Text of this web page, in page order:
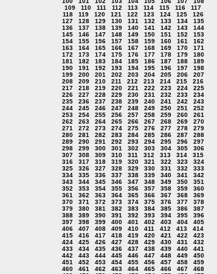
109
110 111 112 113 114 115 116
117
118
119 120 121 122 123 124 125
126
127
128 129 130 131 132 133 134
135
136
137 138 139 140 141 142 143
144
145
146 147 148 149 150 151 152
153
154
155 156 157 158 159 160 161
162
163
164 165 166 167 168 169 170
171
172
173 174 175 176 177 178 179
180
181
182 183 184 185 186 187 188
189
190
191 192 193 194 195 196 197
198
199
200 201 202 203 204 205 206
207
208
209 210 211 212 213 214 215
216
217
218 219 220 221 222 223 224
225
226
227 228 229 230 231 232 233
234
235
236 237 238 239 240 241 242
243
244
245 246 247 248 249 250 251
252
253
254 255 256 257 258 259 260
261
262
263 264 265 266 267 268 269
270
271
272 273 274 275 276 277 278
279
280
281 282 283 284 285 286 287
288
289
290 291 292 293 294 295 296
297
298
299 300 301 302 303 304 305
306
307
308 309 310 311 312 313 314
315
316
317 318 319 320 321 322 323
324
325
326 327 328 329 330 331 332
333
334
335 336 337 338 339 340 341
342
343
344 345 346 347 348 349 350
351
352
353 354 355 356 357 358 359
360
361
362 363 364 365 366 367 368
369
370
371 372 373 374 375 376 377
378
379
380 381 382 383 384 385 386
387
388
389 390 391 392 393 394 395
396
397
398 399 400 401 402 403 404
405
406
407 408 409 410 411 412 413
414
415
416 417 418 419 420 421 422
423
424
425 426 427 428 429 430 431
432
433
434 435 436 437 438 439 440
441
442
443 444 445 446 447 448 449
450
451
452 453 454 455 456 457 458
459
460
461 462 463 464 465 466 467
468